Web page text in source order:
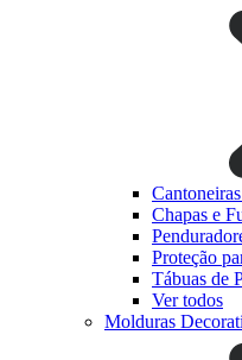
Chapas e
Proteção
Tábuas de
Ver todos
Molduras